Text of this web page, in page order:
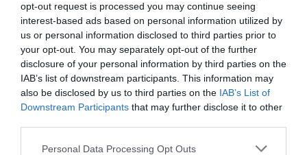
opt-out request is processed you may continue seeing
interest-based ads based on personal information utilized by
us or personal information disclosed to third parties prior to
your opt-out. You may separately opt-out of the further
disclosure of your personal information by third parties on the
IAB’s list of downstream participants. This information may
also be disclosed by us to third parties on the IAB’s List of
Downstream Participants that may further disclose it to other
Personal Data Processing Opt Outs